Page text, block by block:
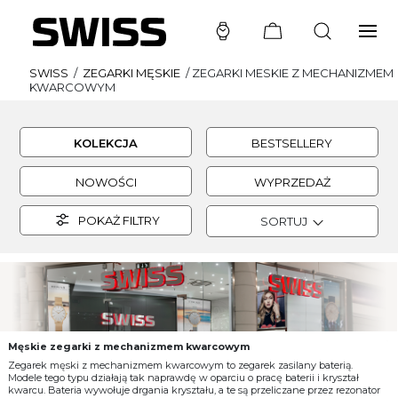
SWISS / ZEGARKI MĘSKIE /ZEGARKI MESKIE Z MECHANIZMEM
KWARCOWYM
KOLEKCJA BESTSELLERY
NOWOŚCI WYPRZEDAŻ
POKAŻ FILTRY SORTUJ
Męskie zegarki z mechanizmem kwarcowym
Zegarek męski z mechanizmem kwarcowym to zegarek zasilany baterią.
Modele tego typu działają tak naprawdę w oparciu o pracę baterii i kryształ
kwarcu. Bateria wywołuje drgania kryształu, a te są przeliczane przez rezonator